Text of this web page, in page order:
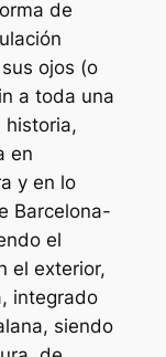
de
ojos (o
a toda una
historia,
en
y en lo
Barcelona-
el
el exterior,
integrado
siendo